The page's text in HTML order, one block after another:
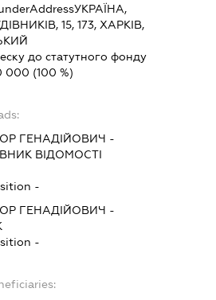
УКРАЇНА,
15, 173, ХАРКІВ,
до статутного фонду
000 (100 %)
ГЕНАДІЙОВИЧ -
ВІДОМОСТІ
-
ГЕНАДІЙОВИЧ -
-